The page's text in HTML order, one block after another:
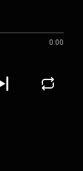
0:00